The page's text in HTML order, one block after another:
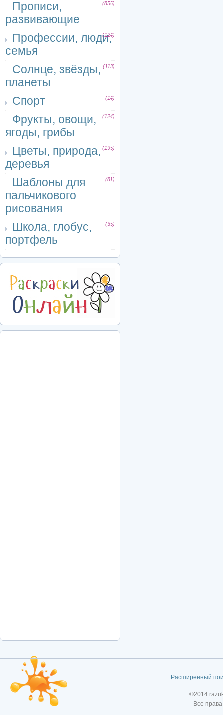
Прописи,
развивающие
(856)
Профессии, люди,
семья
(124)
Солнце, звёзды,
планеты
(113)
Спорт (14)
Фрукты, овощи,
ягоды, грибы
(124)
Цветы, природа,
деревья
(195)
Шаблоны для
пальчикового
рисования
(81)
Школа, глобус,
портфель
(35)
Расширенный
©2014
Все